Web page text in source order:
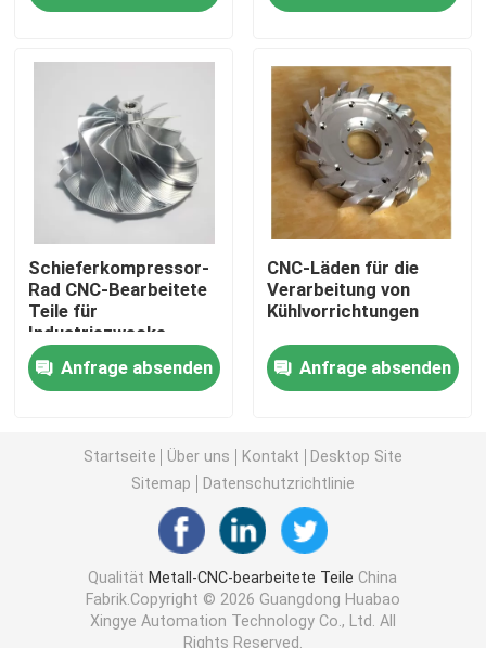
Neuigkeiten
Metall-CNC-bearbeitete Teile
mechanische Teile cnc
Teile für CNC-Automatisierung
Präzisionsdrehteile
Cnc-Drehteile
Spritzgussteile
Schieferkompressor-
Rad CNC-Bearbeitete
Teile für
Industriezwecke
Anfrage absenden
CNC-Läden für die
Verarbeitung von
Kühlvorrichtungen
Anfrage absenden
Startseite Über uns Kontakt
Desktop Site
Sitemap
Datenschutzrichtlinie
Qualität Metall-CNC-bearbeitete Teile China
Fabrik.Copyright © 2026 Guangdong Huabao
Xingye Automation Technology Co., Ltd. All
Rights Reserved.